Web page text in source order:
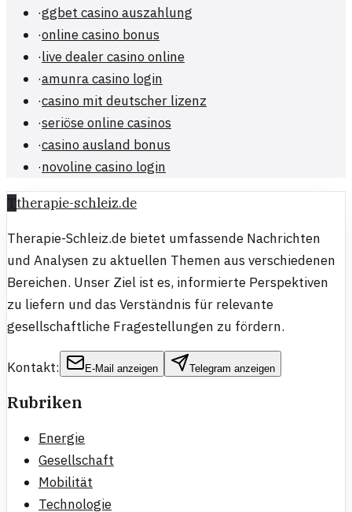
·ggbet casino auszahlung
·online casino bonus
·live dealer casino online
·amunra casino login
·casino mit deutscher lizenz
·seriöse online casinos
·casino ausland bonus
·novoline casino login
Ttherapie-schleiz.de
Therapie-Schleiz.de bietet umfassende Nachrichten
und Analysen zu aktuellen Themen aus verschiedenen
Bereichen. Unser Ziel ist es, informierte Perspektiven
zu liefern und das Verständnis für relevante
gesellschaftliche Fragestellungen zu fördern.
Kontakt: E-Mail anzeigen Telegram anzeigen
Rubriken
Energie
Gesellschaft
Mobilität
Technologie